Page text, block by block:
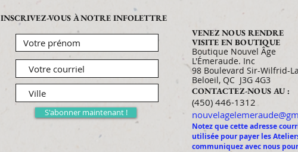
INSCRIVEZ-VOUS À NOTRE INFOLETTRE
S'abonner maintenant !
VENEZ NOUS RENDRE
VISITE EN BOUTIQUE
Boutique Nouvel Âge
L'Émeraude. Inc
98 Boulevard Sir-Wilfrid-
Beloeil, QC J3G 4G3
CONTACTEZ-NOUS AU :
​​​​​​​​​​​​​​​​​​​​(450) 446-1312
Notez que cette adresse
utilisée pour payer les
communiquez avec nous